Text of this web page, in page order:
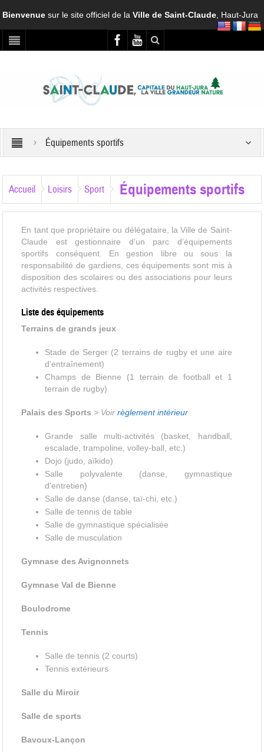
Bienvenuesur le site officiel de laVille de Saint-Claude , Haut-Jura
Équipements sportifs
Accueil Loisirs Sport Équipements sportifs
En tant que propriétaire ou délégataire, la Ville de Saint-
Claude est gestionnaire d’un parc d’équipements
sportifs conséquent. En gestion libre ou sous la
responsabilité de gardiens, ces équipements sont mis à
disposition des scolaires ou des associations pour leurs
activités respectives.
Liste des équipements
Terrains de grands jeux
Stade de Serger (2 terrains de rugby et une aire
d’entraînement)
Champs de Bienne (1 terrain de football et 1
terrain de rugby)
Palais des Sports > Voirrèglement intérieur
Grande salle multi-activités (basket, handball,
escalade, trampoline, volley-ball, etc.)
Dojo (judo, aïkido)
Salle polyvalente (danse, gymnastique
d’entretien)
Salle de danse (danse, taï-chi, etc.)
Salle de tennis de table
Salle de gymnastique spécialisée
Salle de musculation
Gymnase des Avignonnets
Gymnase Val de Bienne
Boulodrome
Tennis
Salle de tennis (2 courts)
Tennis extérieurs
Salle du Miroir
Salle de sports
Bavoux-Lançon